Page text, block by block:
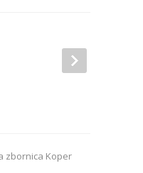
zbornica Koper